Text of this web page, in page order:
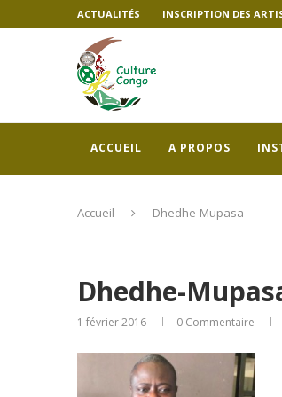
ACTUALITÉS INSCRIPTION DES
ACCUEIL A PROPOS
Accueil Dhedhe-Mupasa
Dhedhe-
1 février 2016 0 Commentaire